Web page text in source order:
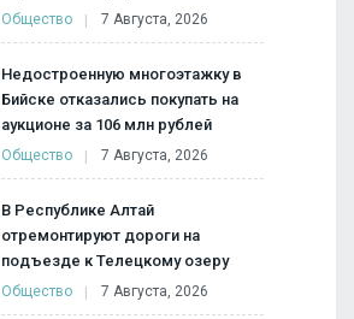
Общество 7 Августа, 2026
Недостроенную многоэтажку в
Бийске отказались покупать на
аукционе за 106 млн рублей
Общество 7 Августа, 2026
В Республике Алтай
отремонтируют дороги на
подъезде к Телецкому озеру
Общество 7 Августа, 2026